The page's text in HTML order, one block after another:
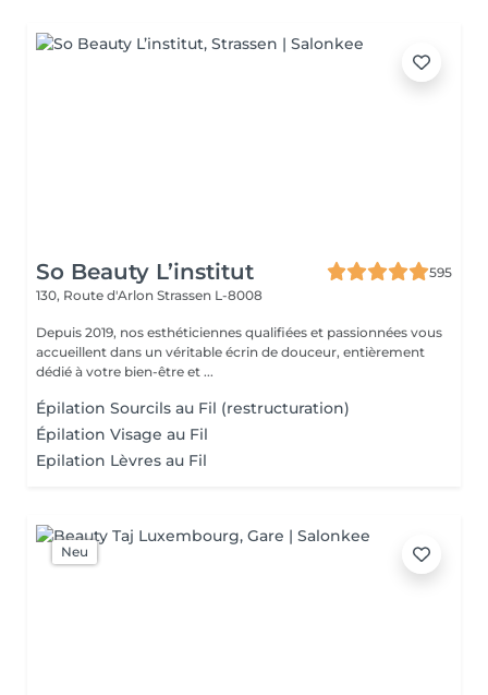
So Beauty L’institut
595
130, Route d'Arlon Strassen L-8008
Depuis 2019, nos esthéticiennes qualifiées et passionnées vous
accueillent dans un véritable écrin de douceur, entièrement
dédié à votre bien-être et ...
Épilation Sourcils au Fil (restructuration)
Épilation Visage au Fil
Epilation Lèvres au Fil
Neu